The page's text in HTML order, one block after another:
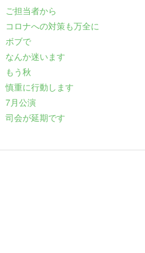
ご担当者から
コロナへの対策も万全に
ボブで
なんか迷います
もう秋
慎重に行動します
7月公演
司会が延期です